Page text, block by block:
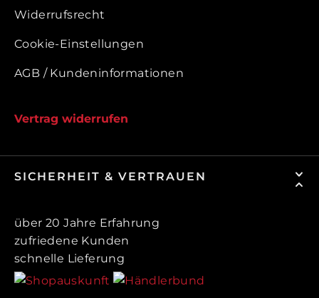
Widerrufsrecht
Cookie-Einstellungen
AGB / Kundeninformationen
Vertrag widerrufen
SICHERHEIT & VERTRAUEN
über 20 Jahre Erfahrung
zufriedene Kunden
schnelle Lieferung